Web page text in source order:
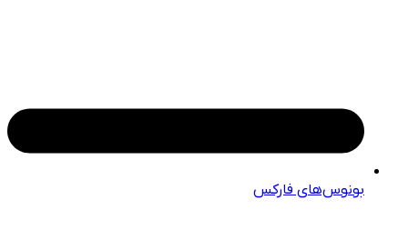
بونوس‌های فارکس